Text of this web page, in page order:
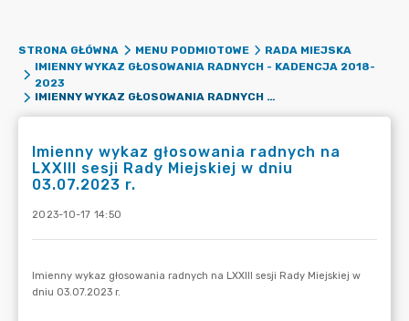
STRONA GŁÓWNA MENU PODMIOTOWE
RADA MIEJSKA
IMIENNY WYKAZ GŁOSOWANIA RADNYCH - KADENCJA 2018-
2023
IMIENNY WYKAZ GŁOSOWANIA RADNYCH NA LXXIII SESJI RADY MIEJSKIEJ W DNIU 03.07.2023 R.
Imienny wykaz głosowania radnych na
LXXIII sesji Rady Miejskiej w dniu
03.07.2023 r.
2023-10-17 14:50